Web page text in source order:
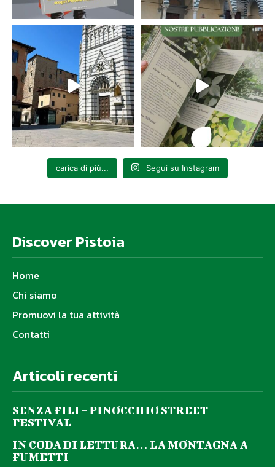
carica di più... Segui su Instagram
Discover Pistoia
Home
Chi siamo
Promuovi la tua attività
Contatti
Articoli recenti
SENZA FILI – PINOCCHIO STREET
FESTIVAL
IN CODA DI LETTURA… LA MONTAGNA A
FUMETTI